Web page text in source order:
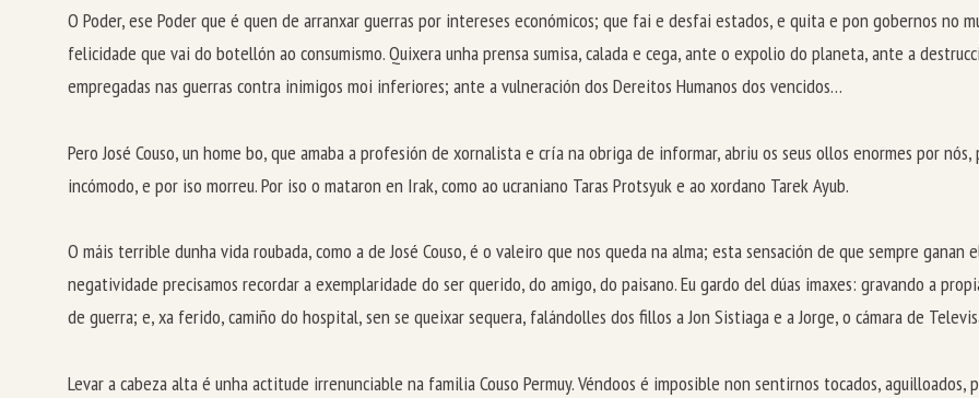
O Poder, ese Poder que é quen de arranxar guerras por intereses económicos; que fai e desfai estados, e quita e pon gobernos no
felicidade que vai do botellón ao consumismo. Quixera unha prensa sumisa, calada e cega, ante o expolio do planeta, ante a
empregadas nas guerras contra inimigos moi inferiores; ante a vulneración dos Dereitos Humanos dos vencidos…
Pero José Couso, un home bo, que amaba a profesión de xornalista e cría na obriga de informar, abriu os seus ollos enormes por
incómodo, e por iso morreu. Por iso o mataron en Irak, como ao ucraniano Taras Protsyuk e ao xordano Tarek Ayub.
O máis terrible dunha vida roubada, como a de José Couso, é o valeiro que nos queda na alma; esta sensación de que sempre ganan
negatividade precisamos recordar a exemplaridade do ser querido, do amigo, do paisano. Eu gardo del dúas imaxes: gravando a
de guerra; e, xa ferido, camiño do hospital, sen se queixar sequera, falándolles dos fillos a Jon Sistiaga e a Jorge, o cámara de
Levar a cabeza alta é unha actitude irrenunciable na familia Couso Permuy. Véndoos é imposible non sentirnos tocados,